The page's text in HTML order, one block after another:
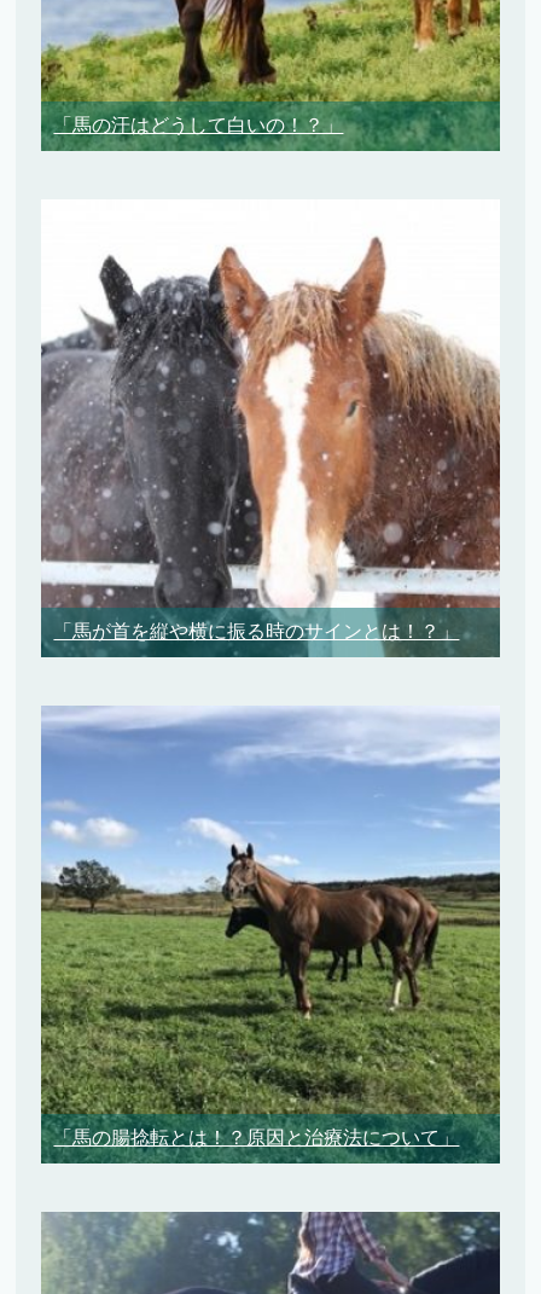
「馬の汗はどうして白いの！？」
「馬が首を縦や横に振る時のサインとは！？」
「馬の腸捻転とは！？原因と治療法について」